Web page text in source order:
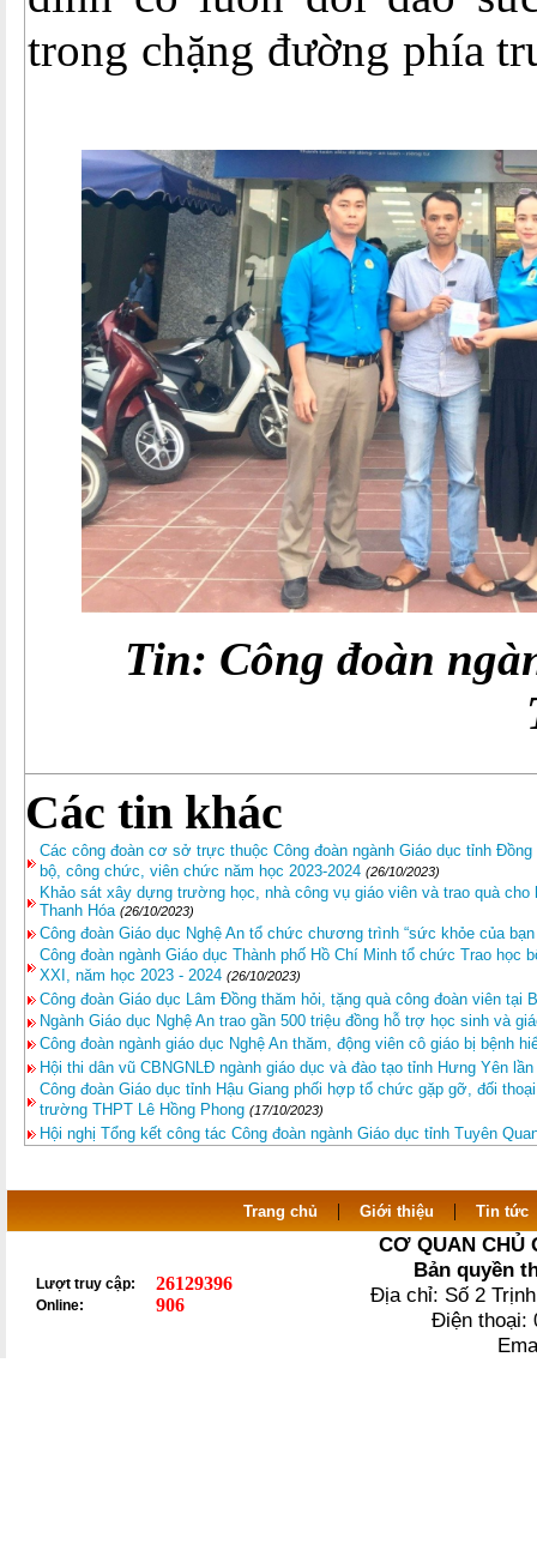
trong chặng đường phía
Tin: Công đoàn
Các tin khác
Các công đoàn cơ sở trực thuộc Công đoàn ngành Giáo dục tỉnh
bộ, công chức, viên chức năm học 2023-2024 (26/10/2023)
Khảo sát xây dựng trường học, nhà công vụ giáo viên và trao quà
Thanh Hóa (26/10/2023)
Công đoàn Giáo dục Nghệ An tổ chức chương trình “sức khỏe của
Công đoàn ngành Giáo dục Thành phố Hồ Chí Minh tổ chức Trao học
XXI, năm học 2023 - 2024 (26/10/2023)
Công đoàn Giáo dục Lâm Đồng thăm hỏi, tặng quà công đoàn viên tại
Ngành Giáo dục Nghệ An trao gần 500 triệu đồng hỗ trợ học sinh và
Công đoàn ngành giáo dục Nghệ An thăm, động viên cô giáo bị bệnh
Hội thi dân vũ CBNGNLĐ ngành giáo dục và đào tạo tỉnh Hưng Yên
Công đoàn Giáo dục tỉnh Hậu Giang phối hợp tổ chức gặp gỡ, đối
trường THPT Lê Hồng Phong (17/10/2023)
Hội nghị Tổng kết công tác Công đoàn ngành Giáo dục tỉnh Tuyên
Trang chủ | Giới thiệu | Tin tức
Lượt truy cập: 26129396
Online: 906
CƠ QUAN CHỦ
Bản quyền
Địa chỉ: Số 2
Điện